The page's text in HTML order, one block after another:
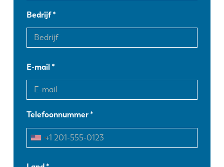
Bedrijf
E-mail
Telefoonnummer
EN